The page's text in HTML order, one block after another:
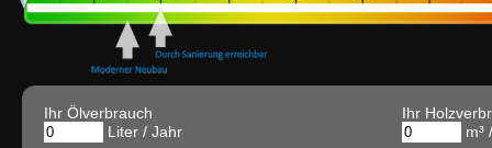
Ihr Ölverbrauch
Liter / Jahr
Ihr
m³